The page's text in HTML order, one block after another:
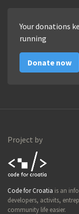
Your donations
running
Donate now
Project by
Croatia
Code for Croatia is an
developers, activits,
community life easier.